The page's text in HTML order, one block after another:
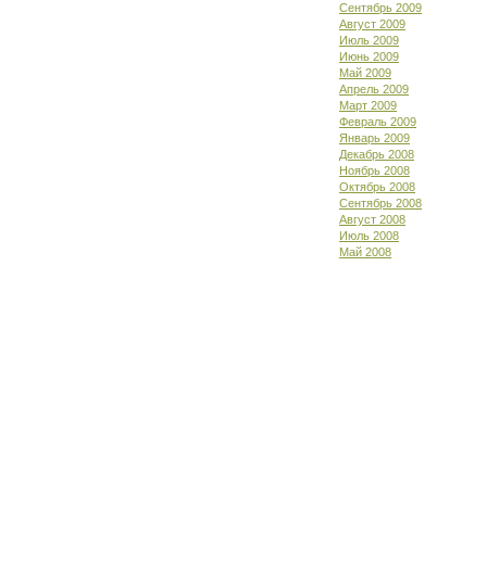
Сентябрь 2009
Август 2009
Июль 2009
Июнь 2009
Май 2009
Апрель 2009
Март 2009
Февраль 2009
Январь 2009
Декабрь 2008
Ноябрь 2008
Октябрь 2008
Сентябрь 2008
Август 2008
Июль 2008
Май 2008